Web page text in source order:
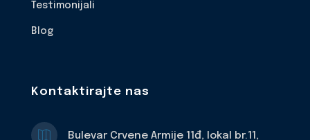
Testimonijali
Blog
Kontaktirajte nas
 Bulevar Crvene Armije 11đ, lokal br.11,